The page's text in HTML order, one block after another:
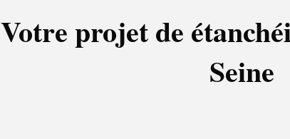
Votre projet de
Seine